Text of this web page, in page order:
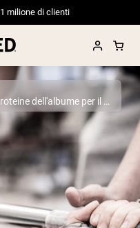
milione di clienti
5 vantaggi dell'uso della polvere di proteine dell'albume per il recupero